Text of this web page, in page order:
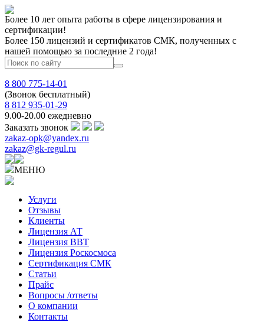
Более 10 лет опыта работы в сфере лицензирования и
сертификации!
Более 150 лицензий и сертификатов СМК, полученных с
нашей помощью за последние 2 года!
8 800 775-14-01
(Звонок бесплатный)
8 812 935-01-29
9.00-20.00 ежедневно
Заказать звонок
zakaz-opk@yandex.ru
zakaz@gk-regul.ru
МЕНЮ
Услуги
Отзывы
Клиенты
Лицензия АТ
Лицензия ВВТ
Лицензия Роскосмоса
Сертификация СМК
Статьи
Прайс
Вопросы /ответы
О компании
Контакты